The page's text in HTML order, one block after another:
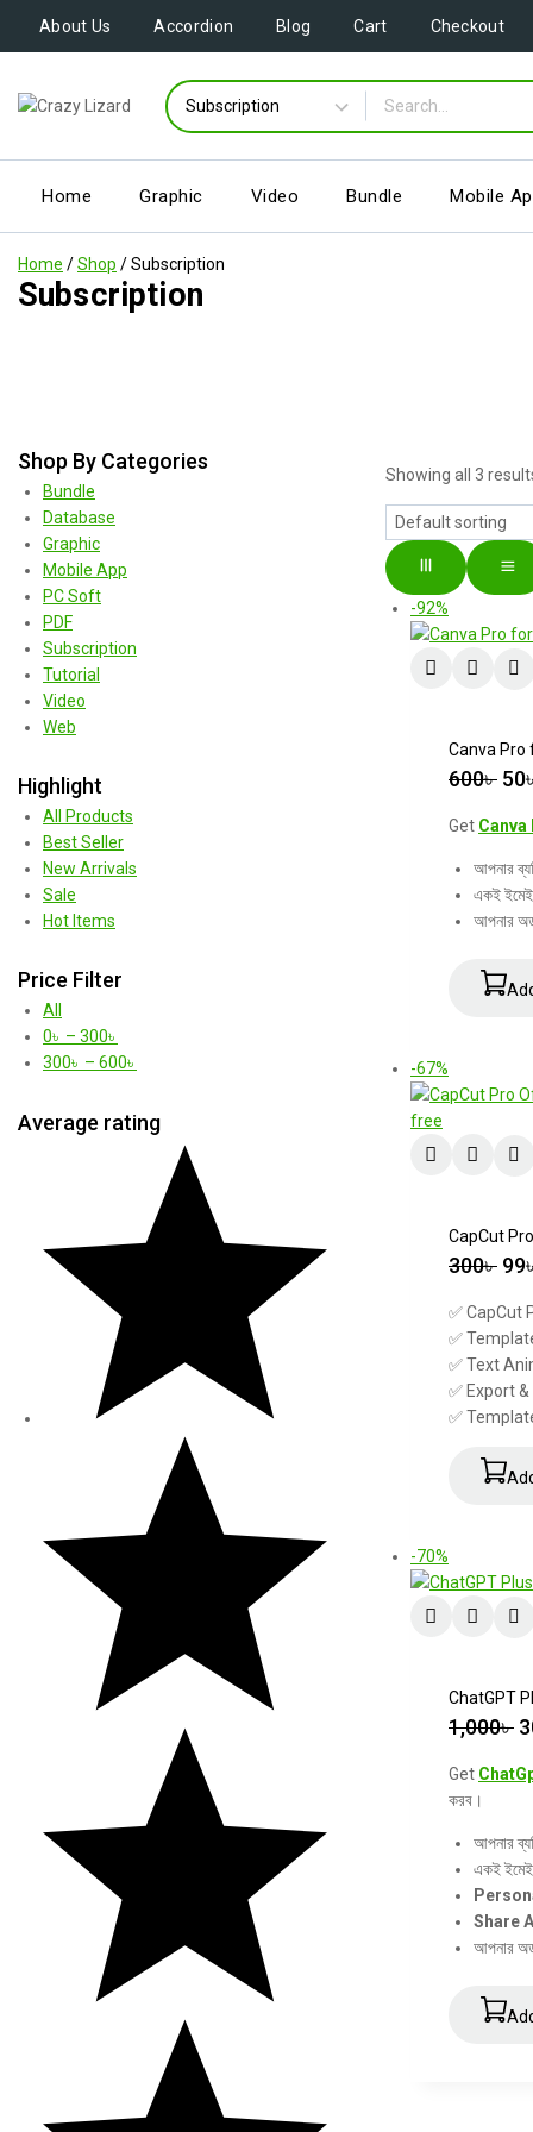
About Us Accordion Blog Cart Checkout
Home Graphic Video Bundle Mobile
Home /Shop /Subscription
Subscription
Showing all 3
-92%
Canva
600৳ 50
Get Canva
আপনার
একই
আপনার
-67%
CapCut
300৳ 99
✅ CapCut
✅
✅ Text
✅ Export
✅
-70%
ChatGPT
1,000৳
Get
করব।
আপনার
একই
Share
আপনার
Shop By Categories
Bundle
Database
Graphic
Mobile App
PC Soft
PDF
Subscription
Tutorial
Video
Web
Highlight
All Products
Best Seller
New Arrivals
Sale
Hot Items
Price Filter
All
0৳ – 300৳
300৳ – 600৳
Average rating